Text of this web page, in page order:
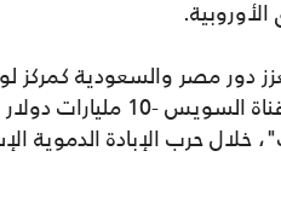
دور مصر والسعودية كمركز
القديم الثلاثة، ويعوض